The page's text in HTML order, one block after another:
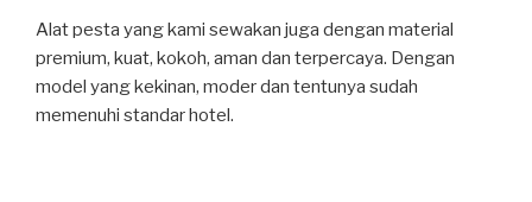
Alat pesta yang kami sewakan juga dengan material
premium, kuat, kokoh, aman dan terpercaya. Dengan
model yang kekinan, moder dan tentunya sudah
memenuhi standar hotel.